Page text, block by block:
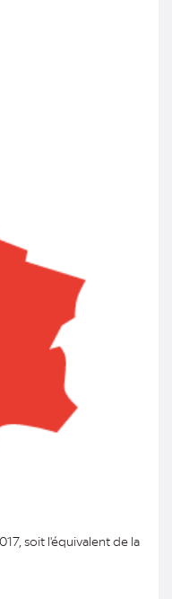
soit l'équivalent de la